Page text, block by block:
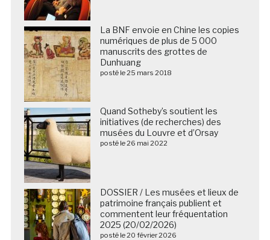
La BNF envoie en Chine les copies
numériques de plus de 5 000
manuscrits des grottes de
Dunhuang
posté le 25 mars 2018
Quand Sotheby’s soutient les
initiatives (de recherches) des
musées du Louvre et d’Orsay
posté le 26 mai 2022
DOSSIER / Les musées et lieux de
patrimoine français publient et
commentent leur fréquentation
2025 (20/02/2026)
posté le 20 février 2026